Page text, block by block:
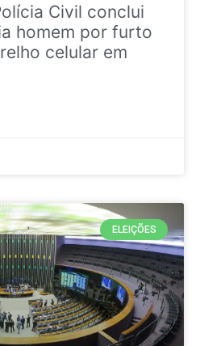
Civil conclui
homem por furto
celular em
ELEIÇÕES